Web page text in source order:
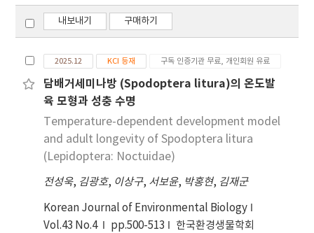
내보내기 구매하기
2025.12 KCI 등재 구독 인증기관 무료, 개인회원 유료
담배거세미나방 (Spodoptera litura)의 온도발
육 모형과 성충 수명
Temperature-dependent development model
and adult longevity of Spodoptera litura
(Lepidoptera: Noctuidae)
전성욱, 김광호, 이상구, 서보윤, 박홍현, 김재군
Korean Journal of Environmental Biology
Vol.43 No.4
pp.500-513 한국환경생물학회